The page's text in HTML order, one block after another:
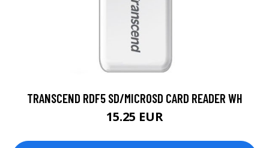
TRANSCEND RDF5 SD/MICROSD CARD READER WH
15.25 EUR